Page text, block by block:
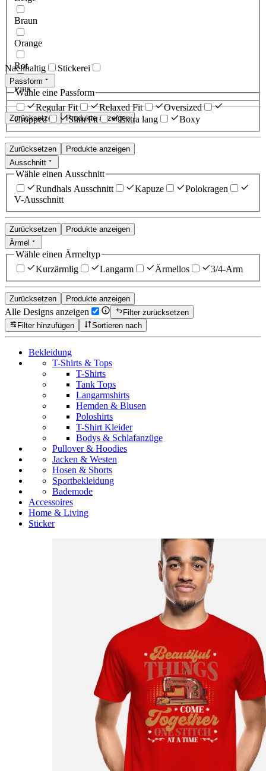
Braun
Orange
Rot
Pink
Zurücksetzen Produkte anzeigen
Nachhaltig Stickerei
Passform
Wähle eine Passform
Regular Fit
Relaxed Fit
Oversized
Cropped
Slim Fit Extra lang Boxy
Zurücksetzen
Produkte anzeigen
Ausschnitt
Wähle einen Ausschnitt
Rundhals Ausschnitt
Kapuze
Polokragen
V-Ausschnitt
Zurücksetzen
Produkte anzeigen
Ärmel
Wähle einen Ärmeltyp
Kurzärmlig
Langarm Ärmellos 3/4-Arm
Zurücksetzen Produkte anzeigen
Alle Designs anzeigen
Filter zurücksetzen
Filter hinzufügen
Sortieren nach
Bekleidung
T-Shirts & Tops
T-Shirts
Tank Tops
Langarmshirts
Hemden & Blusen
Poloshirts
T-Shirt Kleider
Bodys & Schlafanzüge
Pullover & Hoodies
Jacken & Westen
Hosen & Shorts
Sportbekleidung
Bademode
Accessoires
Home & Living
Sticker